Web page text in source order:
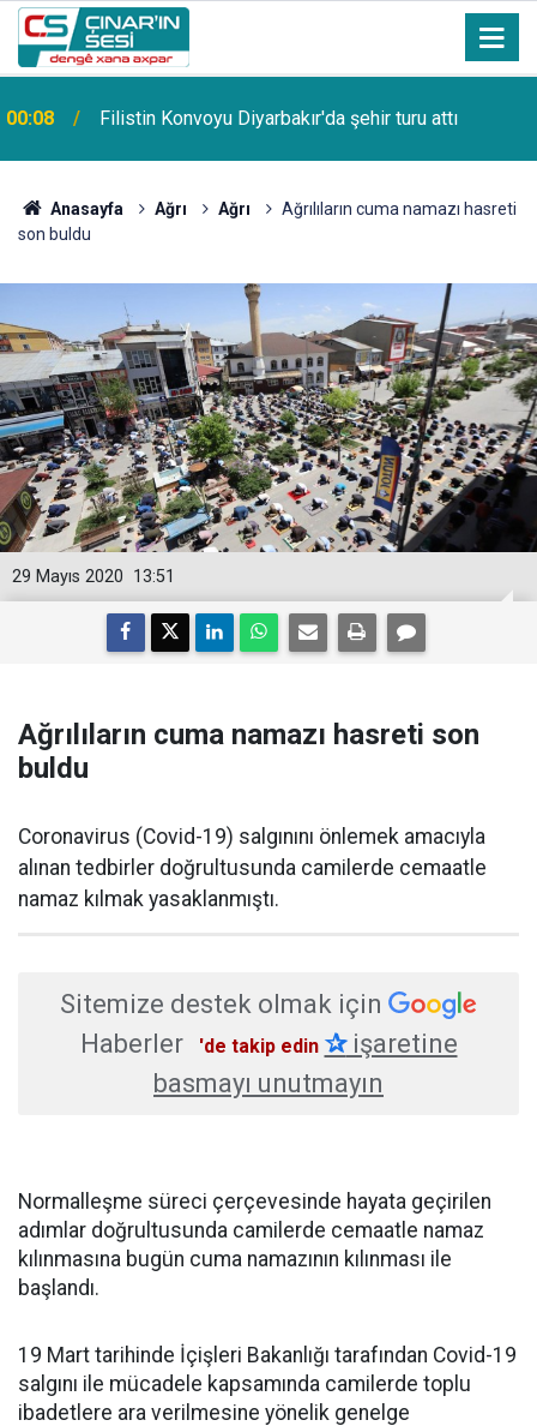
00:08 Filistin Konvoyu Diyarbakır'da şehir turu attı
Anasayfa Ağrı Ağrı
Ağrılıların cuma namazı hasreti
son buldu
13:51
29 Mayıs 2020
Ağrılıların cuma namazı hasreti son
buldu
Coronavirus (Covid-19) salgınını önlemek amacıyla
alınan tedbirler doğrultusunda camilerde cemaatle
namaz kılmak yasaklanmıştı.
Sitemize destek olmak için
Haberler
'de takip edin ✰işaretine
basmayı unutmayın
Normalleşme süreci çerçevesinde hayata geçirilen
adımlar doğrultusunda camilerde cemaatle namaz
kılınmasına bugün cuma namazının kılınması ile
başlandı.
19 Mart tarihinde İçişleri Bakanlığı tarafından Covid-19
salgını ile mücadele kapsamında camilerde toplu
ibadetlere ara verilmesine yönelik genelge